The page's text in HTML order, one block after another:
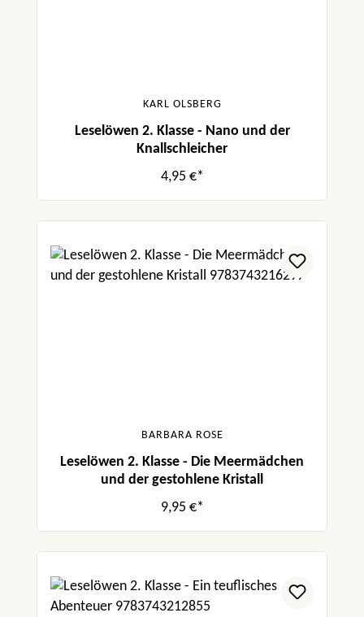
KARL OLSBERG
Leselöwen 2. Klasse - Nano und der
Knallschleicher
4,95 €*
BARBARA ROSE
Leselöwen 2. Klasse - Die Meermädchen
und der gestohlene Kristall
9,95 €*